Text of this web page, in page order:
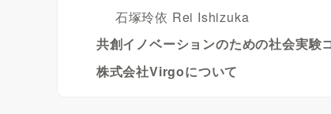
石塚玲依 Rei Ishizuka
共創イノベーションのための社会実験
株式会社Virgoについて